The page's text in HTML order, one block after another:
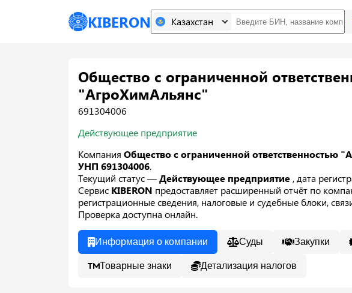
KIBERON Казахстан
Общество с ограниченной
"АгроХимАльянс"
691304006
Действующее предприятие
Компания Общество с ограниченной ответственностью
УНП 691304006.
Текущий статус —Действующее предприятие , дата
Сервис KIBERON предоставляет расширенный отчёт по
регистрационные сведения, налоговые и судебные блоки,
Проверка доступна онлайн.
Информация о компании Суды Закупки
Товарные знаки Детализация налогов